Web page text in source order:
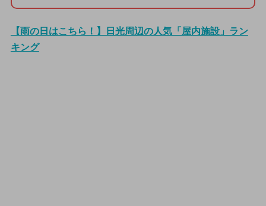
【雨の日はこちら！】日光周辺の人気「屋内施設」ラン
キング